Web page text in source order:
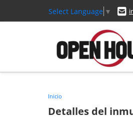
Select Language ▼
Inicio
Detalles del